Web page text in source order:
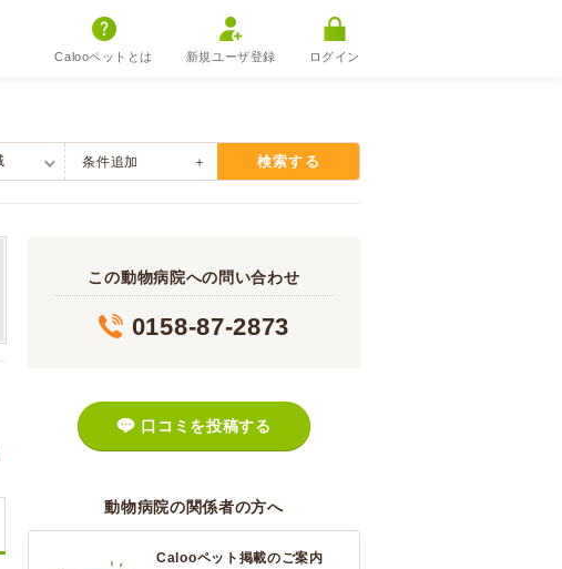
Calooペットとは 新規ユーザ登録 ログイン
条件追加 検索する
この動物病院への問い合わせ
0158-87-2873
口コミを投稿する
動物病院の関係者の方へ
Calooペット掲載のご案内